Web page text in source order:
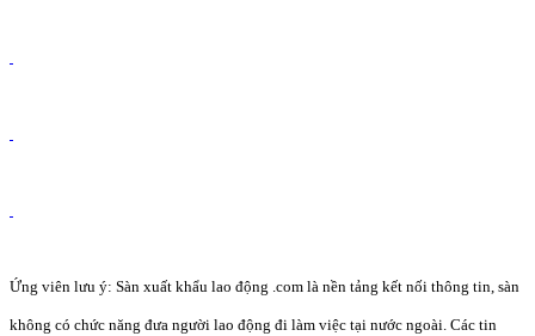
Ứng viên lưu ý: Sàn xuất khẩu lao động .com là nền tảng kết nối thông tin, sàn
không có chức năng đưa người lao động đi làm việc tại nước ngoài. Các tin